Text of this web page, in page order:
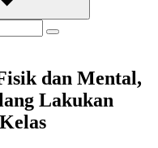
dan Mental,
Lakukan